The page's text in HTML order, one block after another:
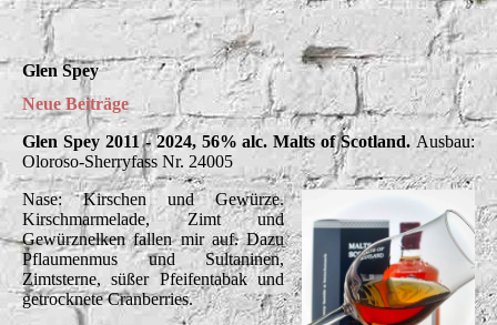
Glen Spey
Neue Beiträge
Glen Spey 2011 - 2024, 56% alc. Malts of Scotland.Ausbau:
Oloroso-Sherryfass Nr. 24005
Nase: Kirschen und Gewürze.
Kirschmarmelade, Zimt und
Gewürznelken fallen mir auf. Dazu
Pflaumenmus und Sultaninen,
Zimtsterne, süßer Pfeifentabak und
getrocknete Cranberries.